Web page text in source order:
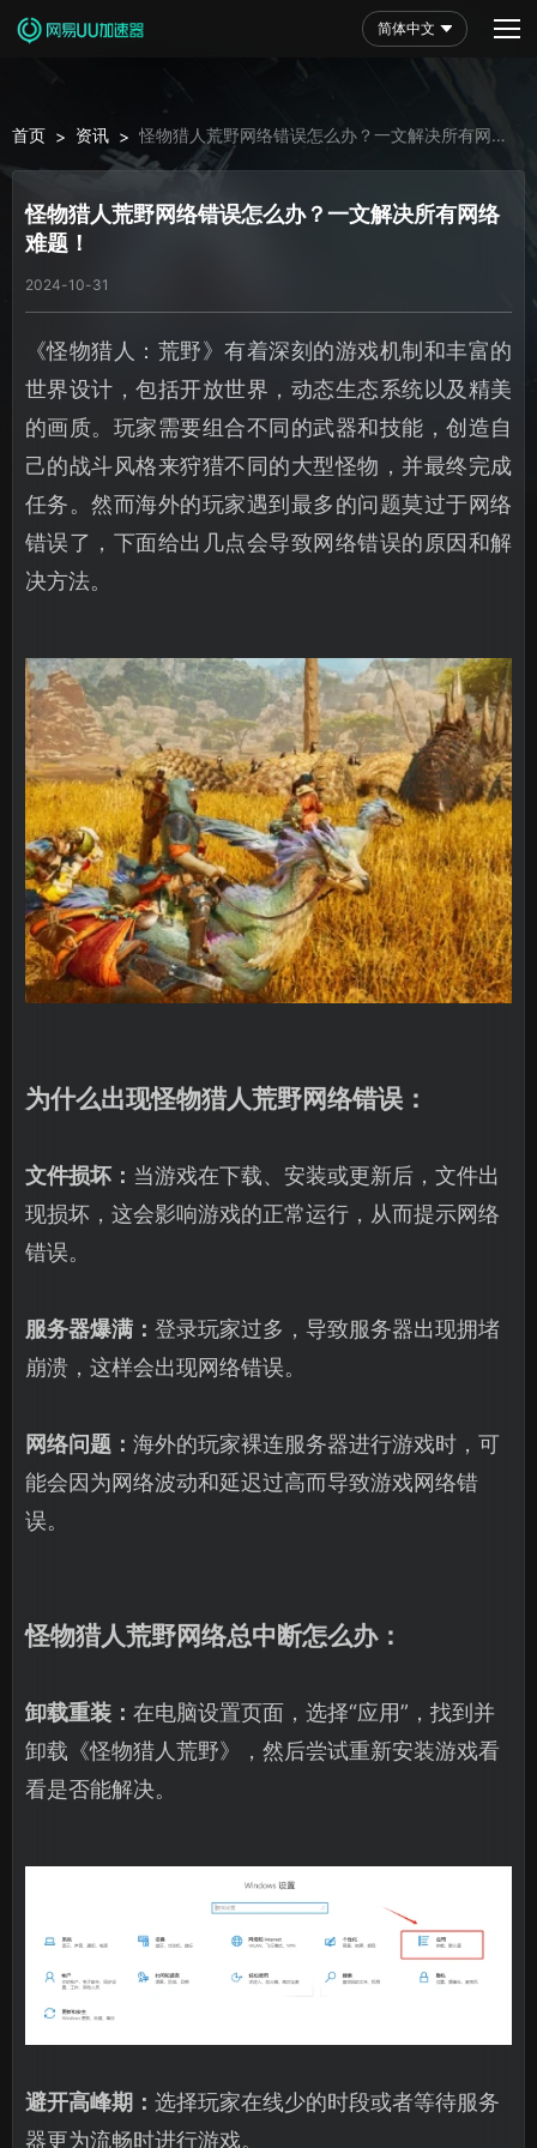
简体中文
首页 > 资讯 > 怪物猎人荒野网络错误怎么办？一文解决所有网络
难题！
怪物猎人荒野网络错误怎么办？一文解决所有网络
难题！
2024-10-31
《怪物猎人：荒野》有着深刻的游戏机制和丰富的
世界设计，包括开放世界，动态生态系统以及精美
的画质。玩家需要组合不同的武器和技能，创造自
己的战斗风格来狩猎不同的大型怪物，并最终完成
任务。然而海外的玩家遇到最多的问题莫过于网络
错误了，下面给出几点会导致网络错误的原因和解
决方法。
为什么出现怪物猎人荒野网络错误：
文件损坏： 当游戏在下载、安装或更新后，文件出
现损坏，这会影响游戏的正常运行，从而提示网络
错误。
服务器爆满： 登录玩家过多，导致服务器出现拥堵
崩溃，这样会出现网络错误。
网络问题： 海外的玩家裸连服务器进行游戏时，可
能会因为网络波动和延迟过高而导致游戏网络错
误。
怪物猎人荒野网络总中断怎么办：
卸载重装： 在电脑设置页面，选择“应用”，找到并
卸载《怪物猎人荒野》，然后尝试重新安装游戏看
看是否能解决。
避开高峰期： 选择玩家在线少的时段或者等待服务
器更为流畅时进行游戏。